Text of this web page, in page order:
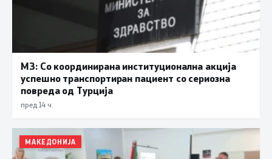
МЗ: Со координирана институционална акција
успешно транспортиран пациент со сериозна
повреда од Турција
пред 14 ч.
МАКЕДОНИЈА